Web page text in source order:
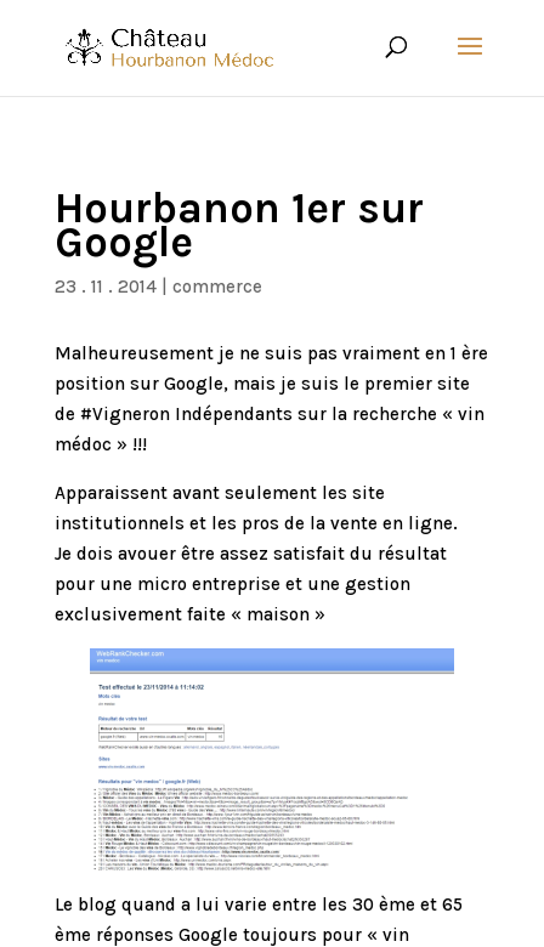
Hourbanon 1er sur
Google
23 . 11 . 2014| commerce
Malheureusement je ne suis pas vraiment en 1 ère
position sur Google, mais je suis le premier site
de #Vigneron Indépendants sur la recherche « vin
médoc » !!!
Apparaissent avant seulement les site
institutionnels et les pros de la vente en ligne.
Je dois avouer être assez satisfait du résultat
pour une micro entreprise et une gestion
exclusivement faite « maison »
Le blog quand a lui varie entre les 30 ème et 65
ème réponses Google toujours pour « vin